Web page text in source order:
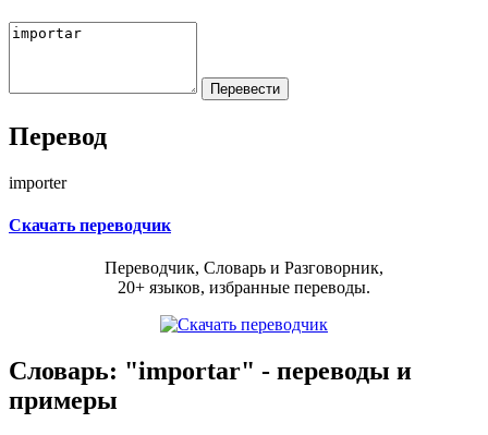
Перевод
importer
Скачать переводчик
Переводчик, Словарь и Разговорник,
20+ языков, избранные переводы.
Словарь: "importar" - переводы и
примеры